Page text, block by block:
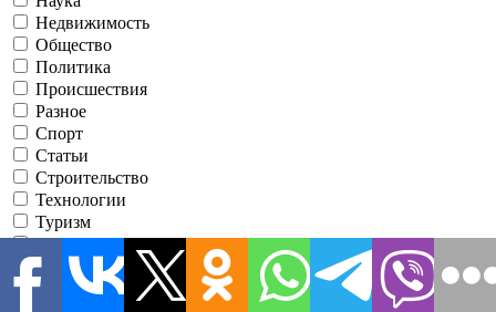
Недвижимость
Общество
Политика
Происшествия
Разное
Спорт
Статьи
Строительство
Технологии
Туризм
Шоу-бизнес
Экономика
Эксклюзив